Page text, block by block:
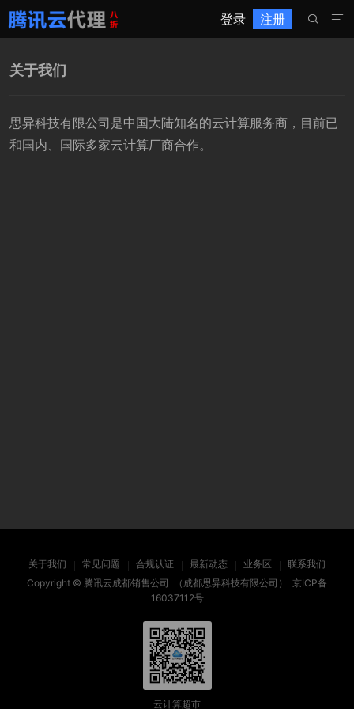
登录 注册 

关于我们
思异科技有限公司是中国大陆知名的云计算服务商，目前已
和国内、国际多家云计算厂商合作。
关于我们 常见问题 合规认证 最新动态 业务区
联系我们
Copyright © 腾讯云成都销售公司 （成都思异科技有限公司） 京ICP备
16037112号
云计算超市